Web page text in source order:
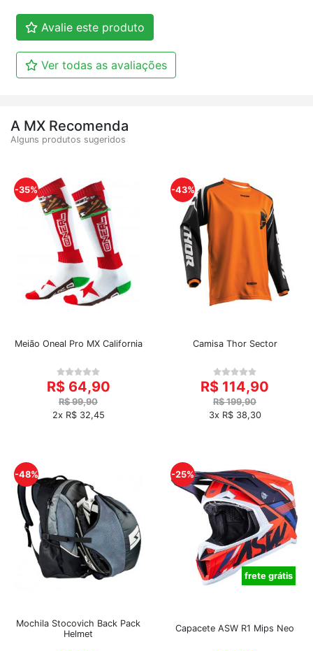
Avalie este produto
Ver todas as avaliações
A MX Recomenda
Alguns produtos sugeridos
-35%
Meião Oneal Pro MX California
R$ 64,90
R$ 99,90
2x R$ 32,45
-43%
Camisa Thor Sector
R$ 114,90
R$ 199,90
3x R$ 38,30
-48%
Mochila Stocovich Back Pack
Helmet
-25%
frete grátis
Capacete ASW R1 Mips Neo